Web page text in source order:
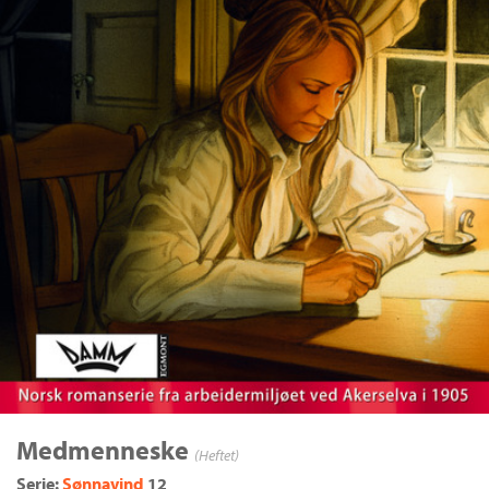
Medmenneske (Heftet)
Serie:Sønnavind 12